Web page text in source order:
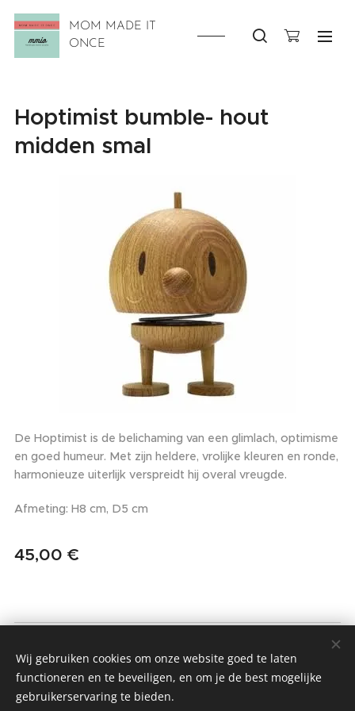
MOM MADE IT
ONCE
Hoptimist bumble- hout
midden smal
De Hoptimist is de belichaming van een glimlach, optimisme
en goed humeur. Met zijn heldere, vrolijke kleuren en ronde,
harmonieuze uiterlijk verspreidt hij overal vreugde.
Afmeting: H8 cm, D5 cm
45,00 €
Alle rechten voorbehouden 2022
Algemene Voorwaarden & Privacybeleid
Wij gebruiken cookies om onze website goed te laten
functioneren en te beveiligen, en om je de best mogelijke
gebruikerservaring te bieden.